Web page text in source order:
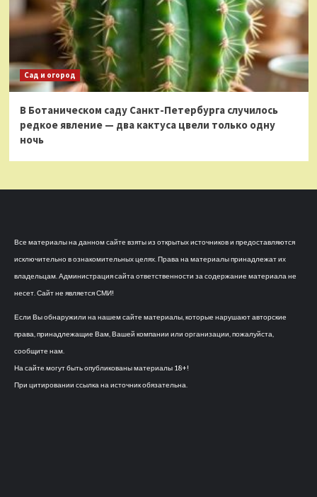
Сад и огород
В Ботаническом саду Санкт-Петербурга случилось
редкое явление — два кактуса цвели только одну
ночь
Все материалы на данном сайте взяты из открытых источников и предоставляются
исключительно в ознакомительных целях. Права на материалы принадлежат их
владельцам. Администрация сайта ответственности за содержание материала не
несет. Сайт не является СМИ!
Если Вы обнаружили на нашем сайте материалы, которые нарушают авторские
права, принадлежащие Вам, Вашей компании или организации, пожалуйста,
сообщите нам.
На сайте могут быть опубликованы материалы 18+!
При цитировании ссылка на источник обязательна.